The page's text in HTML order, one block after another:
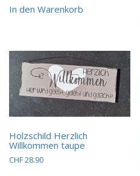
In den Warenkorb
Holzschild Herzlich
Willkommen taupe
CHF28.90